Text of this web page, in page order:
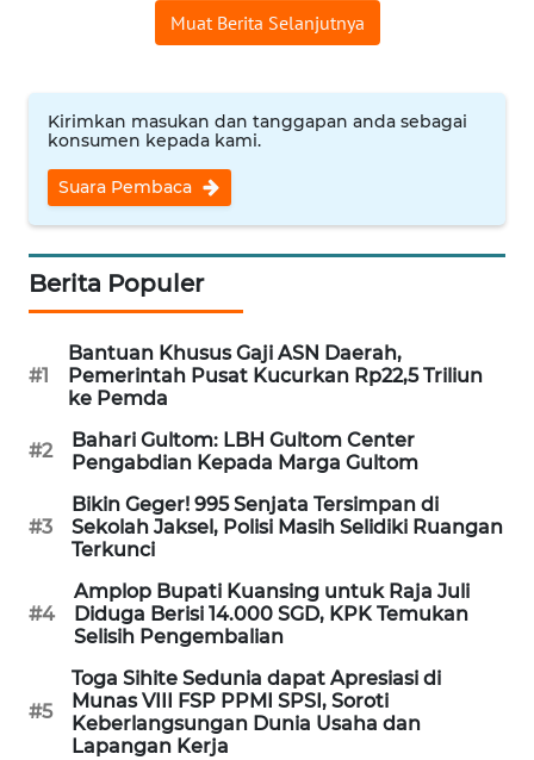
Muat Berita Selanjutnya
Kirimkan masukan dan tanggapan anda sebagai
konsumen kepada kami.
Suara Pembaca
Berita Populer
#1
Bantuan Khusus Gaji ASN Daerah,
Pemerintah Pusat Kucurkan Rp22,5 Triliun
ke Pemda
#2
Bahari Gultom: LBH Gultom Center
Pengabdian Kepada Marga Gultom
#3
Bikin Geger! 995 Senjata Tersimpan di
Sekolah Jaksel, Polisi Masih Selidiki Ruangan
Terkunci
#4
Amplop Bupati Kuansing untuk Raja Juli
Diduga Berisi 14.000 SGD, KPK Temukan
Selisih Pengembalian
#5
Toga Sihite Sedunia dapat Apresiasi di
Munas VIII FSP PPMI SPSI, Soroti
Keberlangsungan Dunia Usaha dan
Lapangan Kerja
WN
JATENG
WN
NUSANTARA
WN
JOGJA
WN
JATIM
WN
BALI
WN
KALBAR
WN
KALTENG